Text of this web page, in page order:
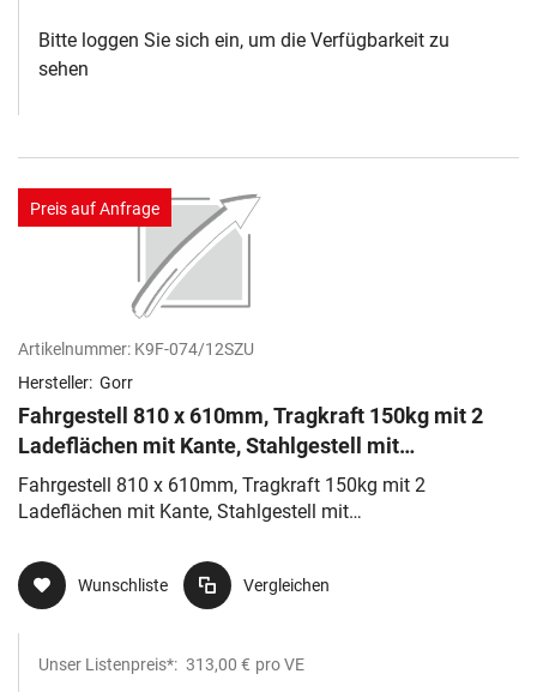
Bitte loggen Sie sich ein, um die Verfügbarkeit zu
sehen
Preis auf Anfrage
Artikelnummer: K9F-074/12SZU
Hersteller: Gorr
Fahrgestell 810 x 610mm, Tragkraft 150kg mit 2
Ladeflächen mit Kante, Stahlgestell mit
Pulverbeschichtung in silber, Räd
Fahrgestell 810 x 610mm, Tragkraft 150kg mit 2
Ladeflächen mit Kante, Stahlgestell mit
Wunschliste Vergleichen
Unser Listenpreis*: 313,00 € pro VE